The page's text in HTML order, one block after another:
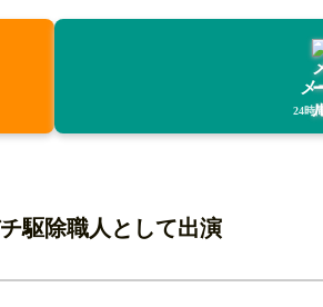
メ
24時
駆除職人として出演